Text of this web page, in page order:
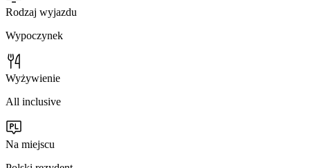
Rodzaj wyjazdu
Wypoczynek
Wyżywienie
All inclusive
Na miejscu